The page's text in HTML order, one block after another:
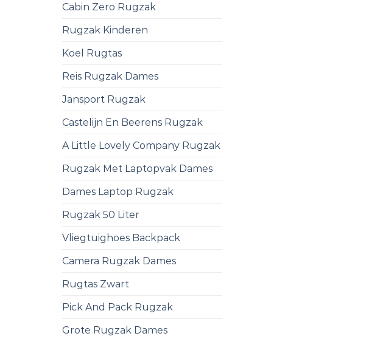
Cabin Zero Rugzak
Rugzak Kinderen
Koel Rugtas
Reis Rugzak Dames
Jansport Rugzak
Castelijn En Beerens Rugzak
A Little Lovely Company Rugzak
Rugzak Met Laptopvak Dames
Dames Laptop Rugzak
Rugzak 50 Liter
Vliegtuighoes Backpack
Camera Rugzak Dames
Rugtas Zwart
Pick And Pack Rugzak
Grote Rugzak Dames